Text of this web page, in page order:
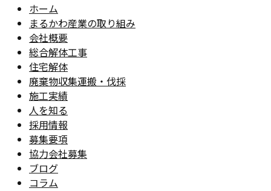
ホーム
まるかわ産業の取り組み
会社概要
総合解体工事
住宅解体
廃棄物収集運搬・伐採
施工実績
人を知る
採用情報
募集要項
協力会社募集
ブログ
コラム